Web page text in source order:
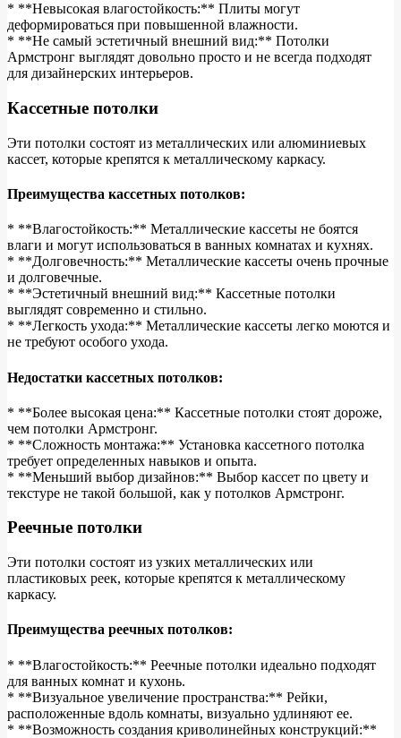
* **Невысокая влагостойкость:** Плиты могут
деформироваться при повышенной влажности.
* **Не самый эстетичный внешний вид:** Потолки
Армстронг выглядят довольно просто и не всегда подходят
для дизайнерских интерьеров.
Кассетные потолки
Эти потолки состоят из металлических или алюминиевых
кассет, которые крепятся к металлическому каркасу.
Преимущества кассетных потолков:
* **Влагостойкость:** Металлические кассеты не боятся
влаги и могут использоваться в ванных комнатах и кухнях.
* **Долговечность:** Металлические кассеты очень прочные
и долговечные.
* **Эстетичный внешний вид:** Кассетные потолки
выглядят современно и стильно.
* **Легкость ухода:** Металлические кассеты легко моются и
не требуют особого ухода.
Недостатки кассетных потолков:
* **Более высокая цена:** Кассетные потолки стоят дороже,
чем потолки Армстронг.
* **Сложность монтажа:** Установка кассетного потолка
требует определенных навыков и опыта.
* **Меньший выбор дизайнов:** Выбор кассет по цвету и
текстуре не такой большой, как у потолков Армстронг.
Реечные потолки
Эти потолки состоят из узких металлических или
пластиковых реек, которые крепятся к металлическому
каркасу.
Преимущества реечных потолков:
* **Влагостойкость:** Реечные потолки идеально подходят
для ванных комнат и кухонь.
* **Визуальное увеличение пространства:** Рейки,
расположенные вдоль комнаты, визуально удлиняют ее.
* **Возможность создания криволинейных конструкций:**